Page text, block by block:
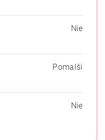
Nie
Pomalší
Nie